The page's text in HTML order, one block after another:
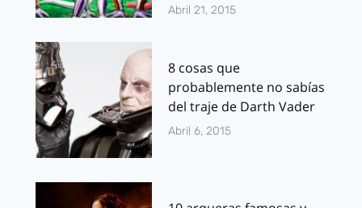
Abril 21, 2015
8 cosas que
probablemente no sabías
del traje de Darth Vader
Abril 6, 2015